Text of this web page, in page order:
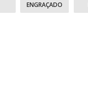
ENGRAÇADO